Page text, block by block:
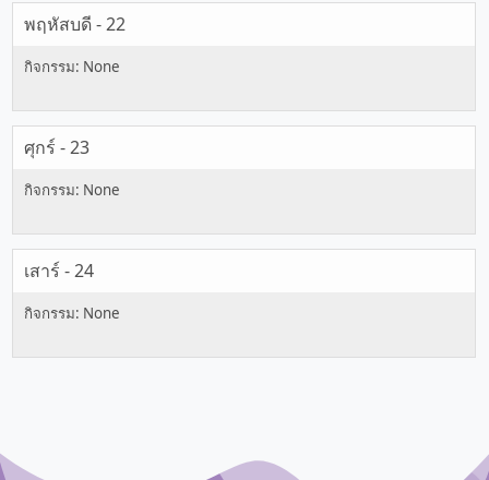
พฤหัสบดี - 22
ศุกร์ - 23
เสาร์ - 24